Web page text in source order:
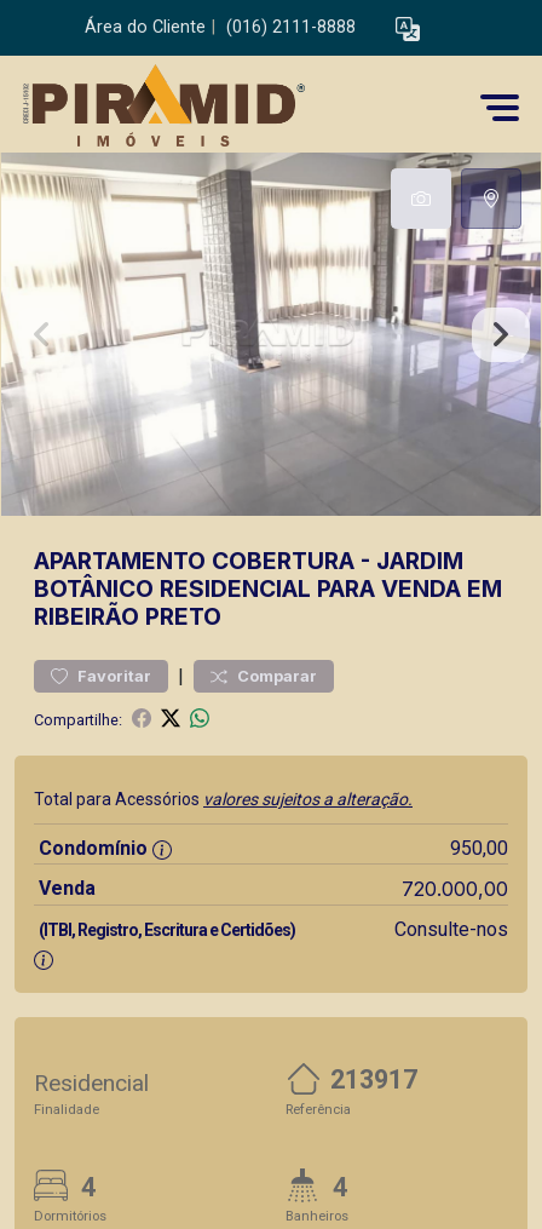
Área do Cliente (016) 2111-8888
APARTAMENTO COBERTURA - JARDIM
BOTÂNICO RESIDENCIAL PARA VENDA EM
RIBEIRÃO PRETO
Favoritar | Comparar
Compartilhe:
Total para Acessórios valores sujeitos a alteração.
Condomínio
950,00
Venda
720.000,00
(ITBI, Registro, Escritura e Certidões) Consulte-nos
Residencial
Finalidade
213917
Referência
4
Dormitórios
4
Banheiros